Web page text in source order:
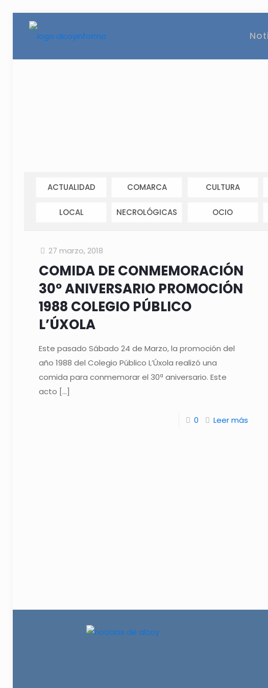
ACTUALIDAD COMARCA CULTURA
LOCAL NECROLÓGICAS OCIO
27 marzo, 2018
COMIDA DE CONMEMORACIÓN
30º ANIVERSARIO PROMOCIÓN
1988 COLEGIO PÚBLICO
L’ÚXOLA
Este pasado Sábado 24 de Marzo, la promoción del
año 1988 del Colegio Público L’Úxola realizó una
comida para conmemorar el 30ª aniversario. Este
acto […]
0 Leer más